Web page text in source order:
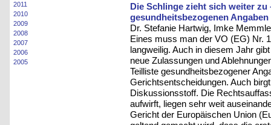
2011
2010
2009
2008
2007
2006
2005
Die Schlinge zieht sich weiter
gesundheitsbezogenen Angaben
Dr. Stefanie Hartwig, Imke
Eines muss man der VO (EG) Nr.
langweilig. Auch in diesem Jahr
neue Zulassungen und
Teilliste gesundheitsbezogener
Gerichtsentscheidungen. Auch
Diskussionsstoff. Die
aufwirft, liegen sehr weit
Gericht der Europäischen Union